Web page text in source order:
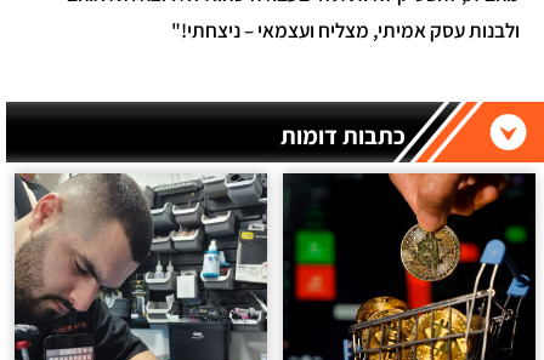
ולבנות עסק אמיתי, מצליח ועצמאי – ניצחתי!"
כתבות דומות